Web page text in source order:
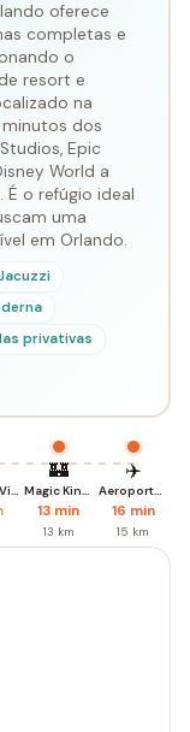
oferece
completas e
o
resort e
na
minutos dos
Epic
World a
o refúgio ideal
uma
em Orlando.
privativas
🏰
13 min
13 km
✈️
16 min
15 km